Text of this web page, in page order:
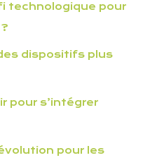
technologique pour
dispositifs plus
pour s’intégrer
pour les